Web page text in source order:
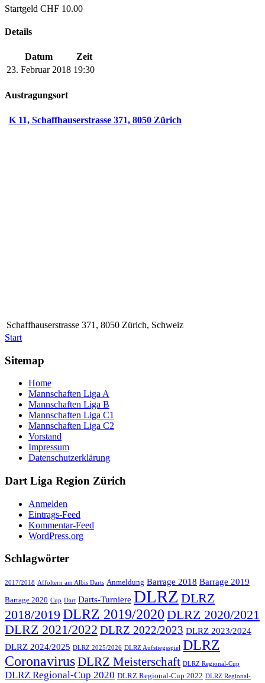
Startgeld CHF 10.00
Details
Datum
Zeit
23. Februar 2018 19:30
Austragungsort
K 11, Schaffhauserstrasse 371, 8050 Zürich
Schaffhauserstrasse 371, 8050 Zürich, Schweiz
Start
Sitemap
Home
Mannschaften Liga A
Mannschaften Liga B
Mannschaften Liga C1
Mannschaften Liga C2
Vorstand
Impressum
Datenschutzerklärung
Dart Liga Region Zürich
Anmelden
Eintrags-Feed
Kommentar-Feed
WordPress.org
Schlagwörter
2017/2018 Affoltern am Albis Darts Anmeldung Barrage 2018 Barrage 2019
Barrage 2020 Cup Dart Darts-Turniere DLRZ DLRZ
2018/2019 DLRZ 2019/2020 DLRZ 2020/2021
DLRZ 2021/2022 DLRZ 2022/2023 DLRZ 2023/2024
DLRZ 2024/2025 DLRZ 2025/2026 DLRZ Aufstiegsspiel DLRZ
CoronavirusDLRZ Meisterschaft DLRZ Regional-Cup
DLRZ Regional-Cup 2020 DLRZ Regional-Cup 2022 DLRZ Regional-